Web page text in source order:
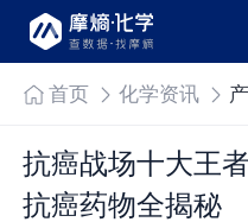
首页 化学资讯
抗癌战场十大王
抗癌药物全揭秘